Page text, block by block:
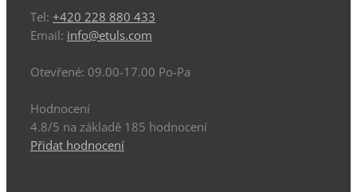
Tel: +420 228 880 433
Email: info@etuls.com
Otevřené: 09.00-17.00 Po-Pa
Hodnocení
4.8/5 na základě 185 hodnocení
Přidat hodnocení